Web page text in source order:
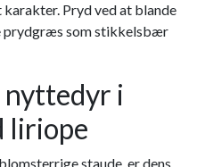
Pryd ved at blande
prydgræs som stikkelsbær
i
liriope
staude, er dens